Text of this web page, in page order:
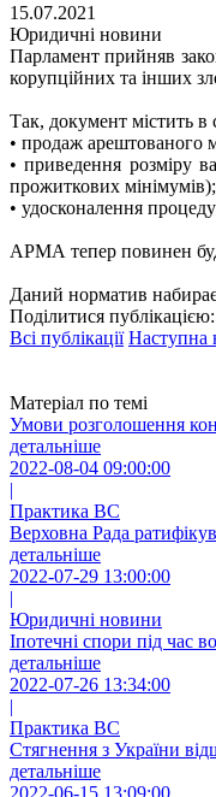
15.07.2021
Юридичні новини
Парламент прийняв
корупційних та інших
Так, документ містить в
• продаж арештованого
• приведення розміру
прожиткових мінімумів);
• удосконалення
АРМА тепер повинен
Даний норматив
Поділитися публікацією:
Всі публікації Наступна
Матеріал по темі
Умови розголошення
детальніше
2022-08-04 09:00:00
|
Практика ВС
Верховна Рада
детальніше
2022-07-29 13:00:00
|
Юридичні новини
Іпотечні спори під час
детальніше
2022-07-26 13:34:00
|
Практика ВС
Стягнення з України
детальніше
2022-06-15 13:09:00